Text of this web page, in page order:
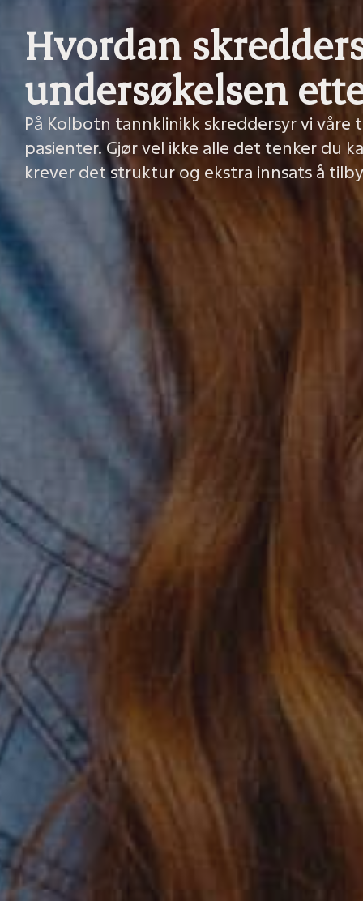
Hvordan
undersøkelsen
På Kolbotn tannklinikk skreddersyr vi våre
pasienter. Gjør vel ikke alle det tenker du
krever det struktur og ekstra innsats å